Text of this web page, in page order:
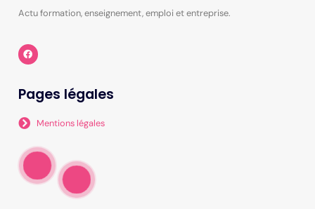
Actu formation, enseignement, emploi et entreprise.
Pages légales
Mentions légales